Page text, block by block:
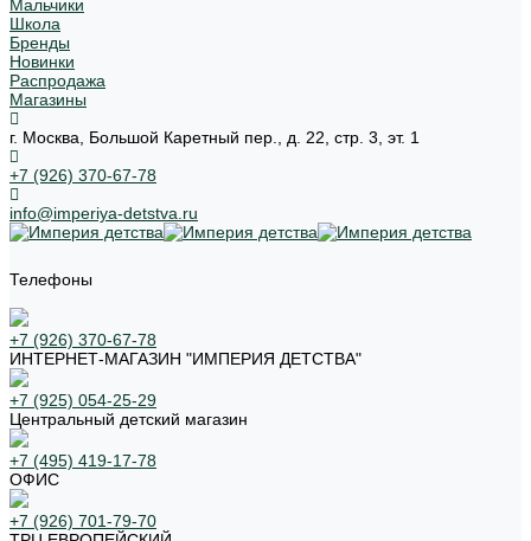
Мальчики
Школа
Бренды
Новинки
Распродажа
Магазины
г. Москва, Большой Каретный пер., д. 22, стр. 3, эт. 1
+7 (926) 370-67-78
info@imperiya-detstva.ru
Телефоны
+7 (926) 370-67-78
ИНТЕРНЕТ-МАГАЗИН "ИМПЕРИЯ ДЕТСТВА"
+7 (925) 054-25-29
Центральный детский магазин
+7 (495) 419-17-78
ОФИС
+7 (926) 701-79-70